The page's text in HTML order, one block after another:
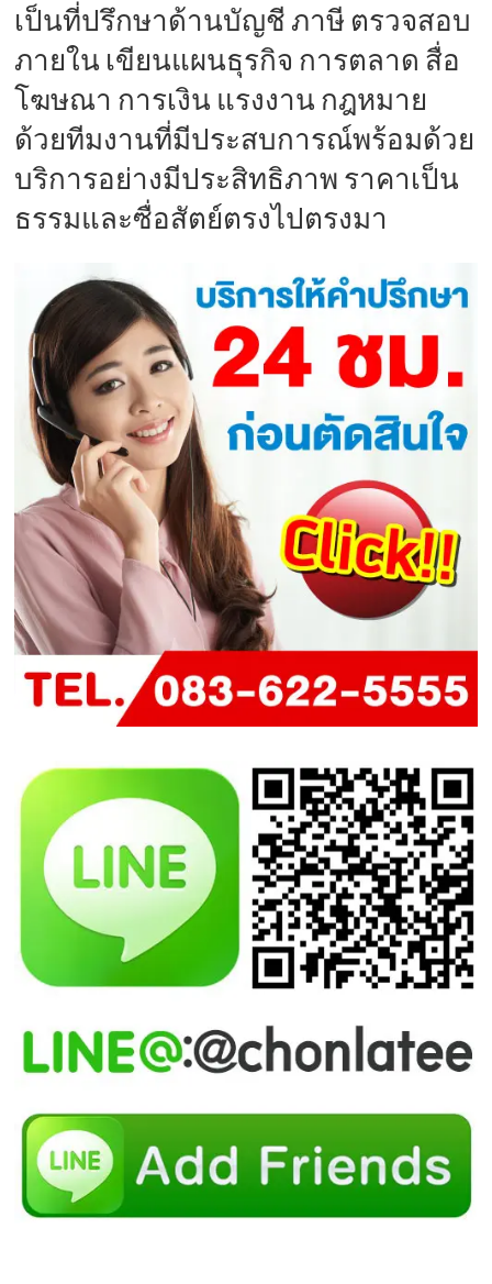
เป็นที่ปรึกษาด้านบัญชี ภาษี ตรวจสอบ
ภายใน เขียนแผนธุรกิจ การตลาด สื่อ
โฆษณา การเงิน แรงงาน กฎหมาย
ด้วยทีมงานที่มีประสบการณ์พร้อมด้วย
บริการอย่างมีประสิทธิภาพ ราคาเป็น
ธรรมและซื่อสัตย์ตรงไปตรงมา